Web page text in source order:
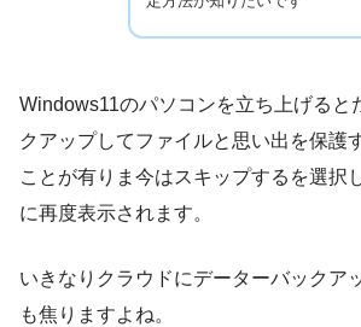
Windows11のパソコンを立ち上げると
クアップしてファイルと思い出を保護
ことが有りま今はスキップするを選択
に再度表示されます。
いきなりクラウドにデーターバックア
も焦りますよね。